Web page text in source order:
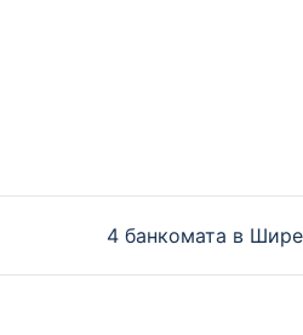
4 банкомата в Шире